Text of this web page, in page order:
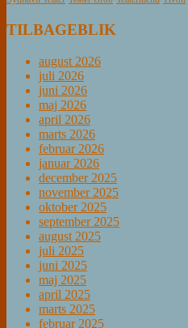
TILBAGEBLIK
august 2026
juli 2026
juni 2026
maj 2026
april 2026
marts 2026
februar 2026
januar 2026
december 2025
november 2025
oktober 2025
september 2025
august 2025
juli 2025
juni 2025
maj 2025
april 2025
marts 2025
februar 2025